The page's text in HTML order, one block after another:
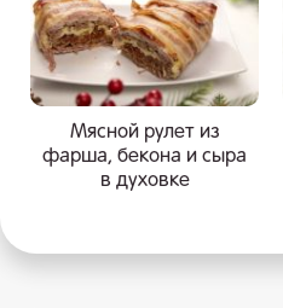
Мясной рулет из
фарша, бекона и сыра
в духовке